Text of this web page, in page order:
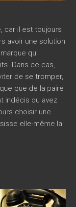
car il est toujours
avoir une solution
qui
Dans ce cas,
de se tromper,
que de la paire
indécis ou avez
choisir une
elle-même la